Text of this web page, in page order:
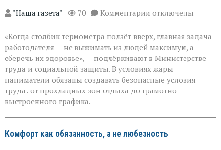
"Наша газета" 70 Комментарии к
записи
не
должна
стоить
здоровья»:
Минтруда — о
защите
работников
в
отключены
«Когда столбик термометра ползёт вверх, главная задача
работодателя — не выжимать из людей максимум, а
сберечь их здоровье», — подчёркивают в Министерстве
труда и социальной защиты. В условиях жары
наниматели обязаны создавать безопасные условия
труда: от прохладных зон отдыха до грамотно
выстроенного графика.
Комфорт как обязанность, а не любезность